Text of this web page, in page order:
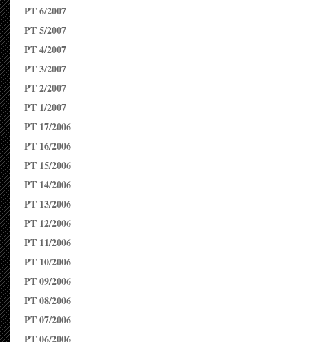
PT 6/2007
PT 5/2007
PT 4/2007
PT 3/2007
PT 2/2007
PT 1/2007
PT 17/2006
PT 16/2006
PT 15/2006
PT 14/2006
PT 13/2006
PT 12/2006
PT 11/2006
PT 10/2006
PT 09/2006
PT 08/2006
PT 07/2006
PT 06/2006